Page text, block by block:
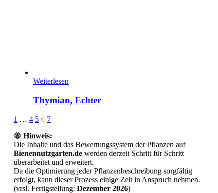
Weiterlesen
Thymian, Echter
Page
of
7
Prev
1 … 4 5 6 7Next
🐝 Hinweis:
Die Inhalte und das Bewertungssystem der Pflanzen auf
Bienennutzgarten.de werden derzeit Schritt für Schritt
überarbeitet und erweitert.
Da die Optimierung jeder Pflanzenbeschreibung sorgfältig
erfolgt, kann dieser Prozess einige Zeit in Anspruch nehmen.
(vrsl. Fertigstellung: Dezember 2026)